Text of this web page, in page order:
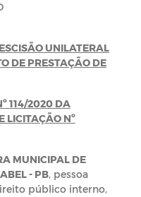
UNILATERAL
DE PRESTAÇÃO DE
114/2020 DA
LICITAÇÃO Nº
MUNICIPAL DE
- PB, pessoa
público interno,